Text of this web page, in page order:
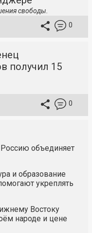
свободы.
0
получил 15
0
объединяет
и образование
укреплять
Востоку
народе и цене